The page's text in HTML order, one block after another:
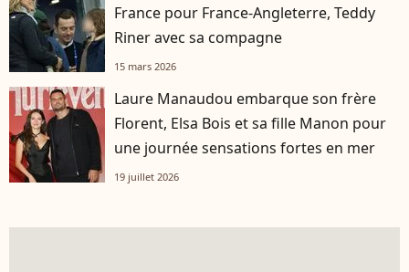
France pour France-Angleterre, Teddy
Riner avec sa compagne
15 mars 2026
Laure Manaudou embarque son frère
Florent, Elsa Bois et sa fille Manon pour
une journée sensations fortes en mer
19 juillet 2026